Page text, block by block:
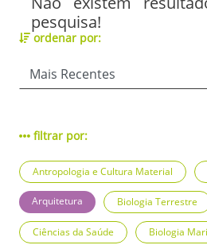
pesquisa!
ordenar por:
filtrar por:
Antropologia e Cultura Material
Arquitetura Biologia Terrestre
Ciências da Saúde Biologia